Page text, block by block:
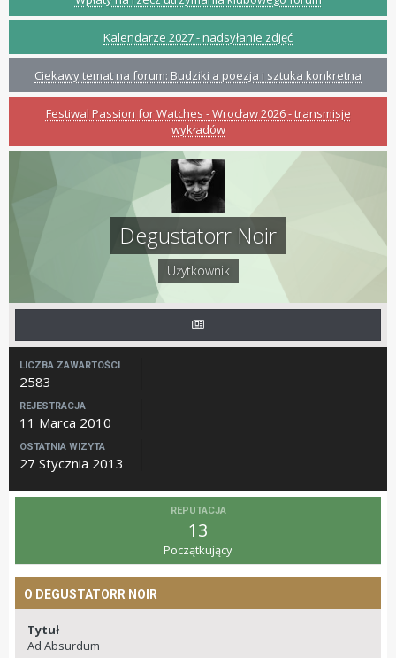
Kalendarze 2027 - nadsyłanie zdjęć
Ciekawy temat na forum: Budziki a poezja i sztuka konkretna
Festiwal Passion for Watches - Wrocław 2026 - transmisje
wykładów
Degustatorr Noir
Użytkownik
LICZBA ZAWARTOŚCI
2583
REJESTRACJA
11 Marca 2010
OSTATNIA WIZYTA
27 Stycznia 2013
REPUTACJA
13
Początkujący
O DEGUSTATORR NOIR
Tytuł
Ad Absurdum